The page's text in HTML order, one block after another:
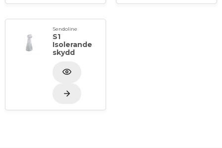
Sendoline
S1
Isolerande
skydd